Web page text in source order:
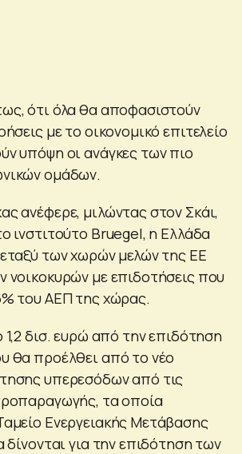
ότι όλα θα αποφασιστούν
με το οικονομικό επιτελείο
υπόψη οι ανάγκες των πιο
ομάδων.
ανέφερε, μιλώντας στον Σκάι,
ινστιτούτο Bruegel, η Ελλάδα
των χωρών μελών της ΕΕ
νοικοκυρών με επιδοτήσεις που
του ΑΕΠ της χώρας.
1,2 δισ. ευρώ από την επιδότηση
θα προέλθει από το νέο
υπερεσόδων από τις
τα οποία
Ενεργειακής Μετάβασης
δίνονται για την επιδότηση των